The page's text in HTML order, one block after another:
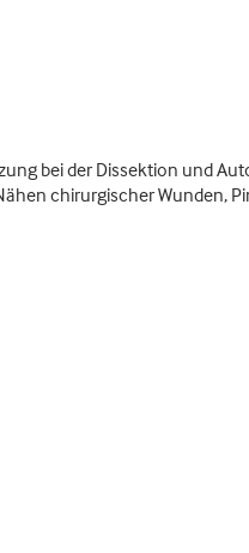
bei der Dissektion und
chirurgischer Wunden,